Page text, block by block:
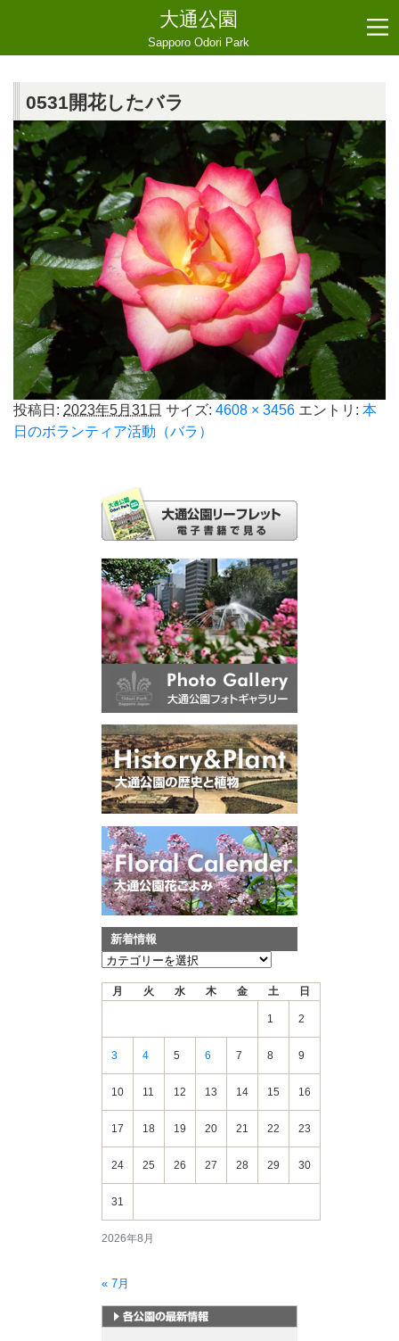
大通公園
Sapporo Odori Park
0531開花したバラ
投稿日: 2023年5月31日 サイズ: 4608 × 3456 エントリ: 本
日のボランティア活動（バラ）
新着情報
新
2026年8月
月 火 水 木 金 土 日
1 2
3 4 5 6 7 8 9
10 11 12 13 14 15 16
17 18 19 20 21 22 23
24 25 26 27 28 29 30
31
« 7月